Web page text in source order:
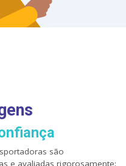
são
e avaliadas rigorosamente: